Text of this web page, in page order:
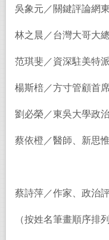
吳象元／關鍵評論網
林之晨／台灣大哥大
范琪斐／資深駐美特
楊斯棓／方寸管顧首
劉必榮／東吳大學政
蔡依橙／醫師、新思
蔡詩萍／作家、政治
（按姓名筆畫順序排列